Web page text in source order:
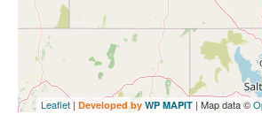
Leaflet|Developed by WP MAPIT | Map data ©